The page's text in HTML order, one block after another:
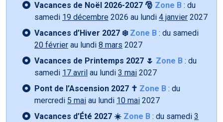
Vacances de Noël 2026-2027 🎅 Zone B : du
samedi 19 décembre 2026 au lundi 4 janvier 2027
Vacances d’Hiver 2027 ❄️ Zone B : du samedi
20 février au lundi 8 mars 2027
Vacances de Printemps 2027 🌷 Zone B : du
samedi 17 avril au lundi 3 mai 2027
Pont de l’Ascension 2027 ✝️ Zone B : du
mercredi 5 mai au lundi 10 mai 2027
Vacances d’Été 2027 ☀️ Zone B : du samedi 3